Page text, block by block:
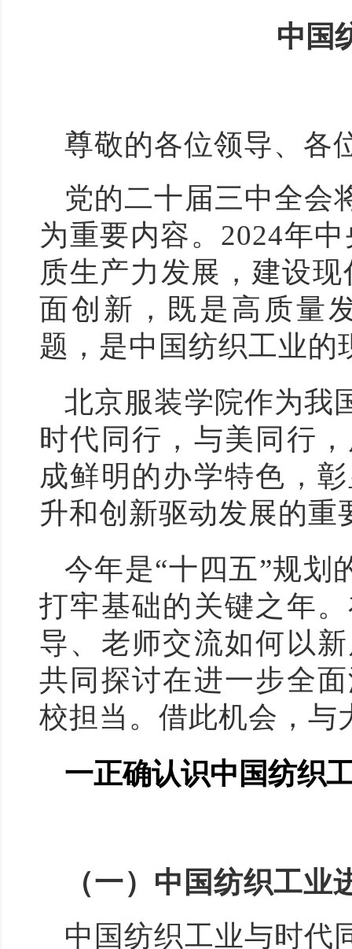
中国
尊敬的各位领导、各
党的二十届三中全会
为重要内容。2024年
质生产力发展，建设
面创新，既是高质量
题，是中国纺织工业的
北京服装学院作为我
时代同行，与美同行
成鲜明的办学特色，
升和创新驱动发展的重
今年是“十四五”规划
打牢基础的关键之年
导、老师交流如何以
共同探讨在进一步全
校担当。借此机会，与
一正确认识中国纺织
（一）中国纺织工
中国纺织工业与时代